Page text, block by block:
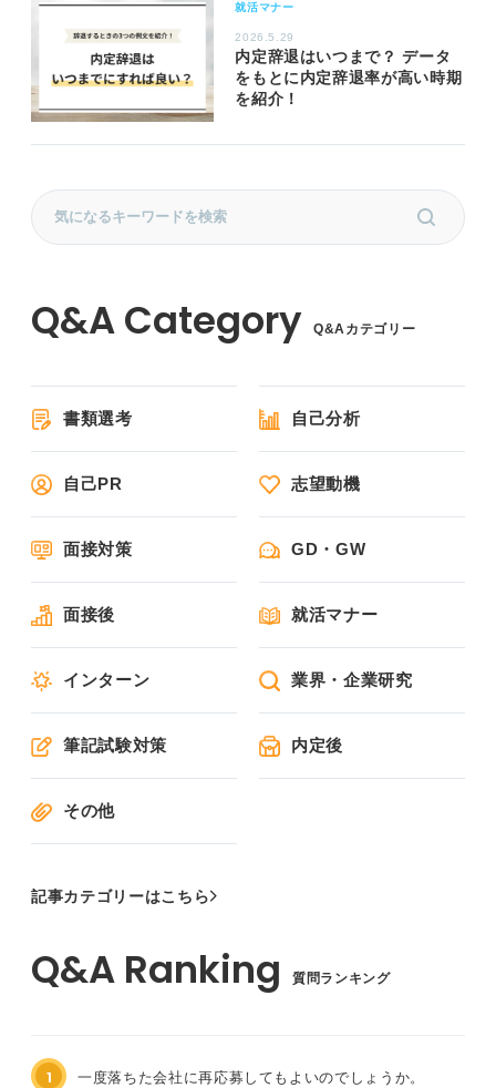
就活マナー
2026.5.29
内定辞退はいつまで？ データ
をもとに内定辞退率が高い時期
を紹介！
Q&Aカテゴリー
書類選考 自己分析
自己PR 志望動機
面接対策 GD・GW
面接後 就活マナー
インターン 業界・企業研究
筆記試験対策 内定後
その他
記事カテゴリーはこちら
質問ランキング
1 一度落ちた会社に再応募してもよいのでしょうか。